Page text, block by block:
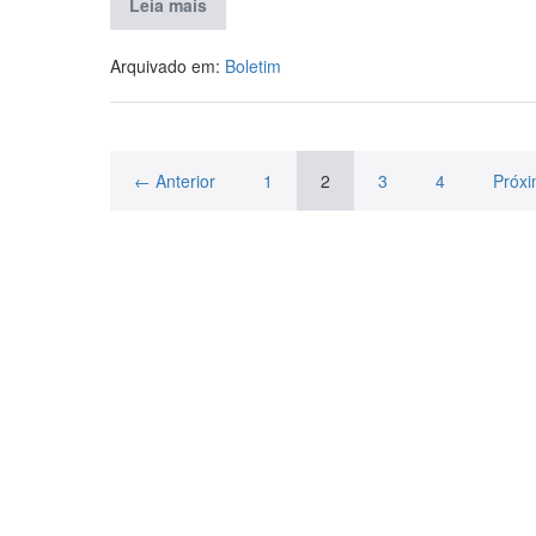
Leia mais
Arquivado em: Boletim
← Anterior 1 2 3 4